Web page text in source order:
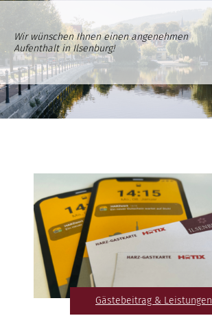
Wir wünschen Ihnen einen angenehmen
Aufenthalt in Ilsenburg!
Gästebeitrag & Leistungen